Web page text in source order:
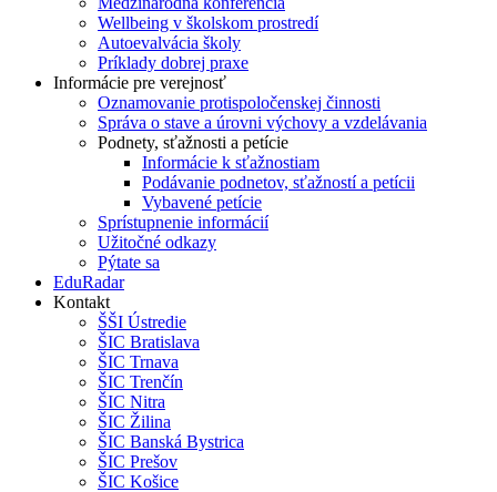
Wellbeing v školskom prostredí
Autoevalvácia školy
Príklady dobrej praxe
Informácie pre verejnosť
Oznamovanie protispoločenskej činnosti
Správa o stave a úrovni výchovy a vzdelávania
Podnety, sťažnosti a petície
Informácie k sťažnostiam
Podávanie podnetov, sťažností a petícii
Vybavené petície
Sprístupnenie informácií
Užitočné odkazy
Pýtate sa
EduRadar
Kontakt
ŠŠI Ústredie
ŠIC Bratislava
ŠIC Trnava
ŠIC Trenčín
ŠIC Nitra
ŠIC Žilina
ŠIC Banská Bystrica
ŠIC Prešov
ŠIC Košice